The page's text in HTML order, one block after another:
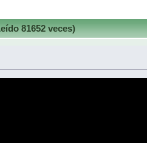
81652 veces)